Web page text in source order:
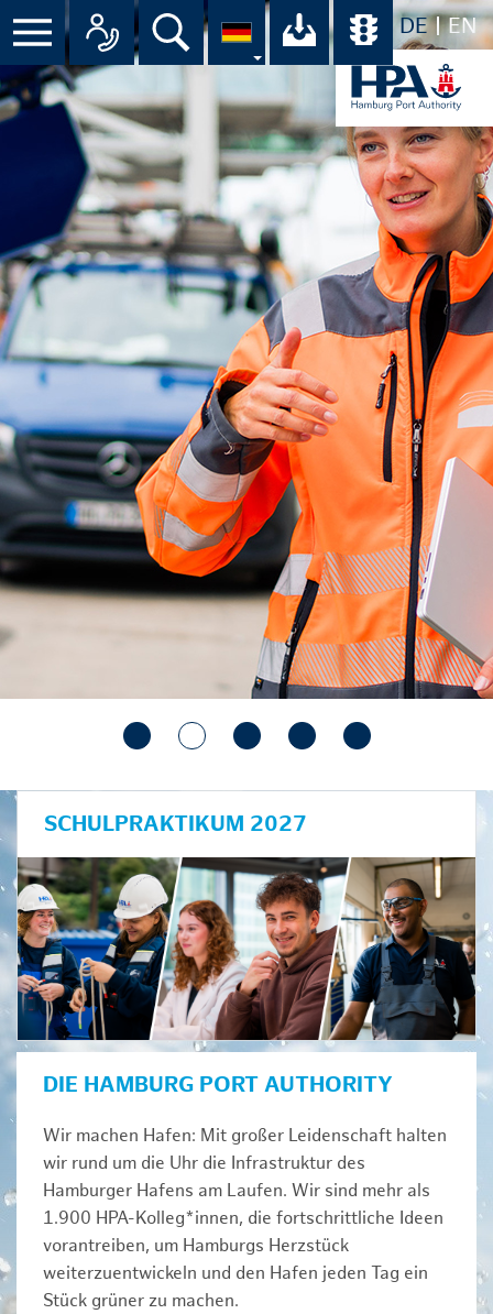
DE EN
Suche Ihr Download-
SCHULPRAKTIKUM 2027
DIE HAMBURG PORT AUTHORITY
Wir machen Hafen: Mit großer Leidenschaft halten
wir rund um die Uhr die Infrastruktur des
Hamburger Hafens am Laufen. Wir sind mehr als
1.900 HPA-Kolleg*innen, die fortschrittliche Ideen
vorantreiben, um Hamburgs Herzstück
weiterzuentwickeln und den Hafen jeden Tag ein
Stück grüner zu machen.